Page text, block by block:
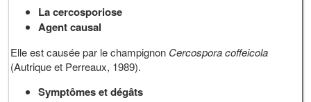
La cercosporiose
Agent causal
Elle est causée par le champignon Cercospora coffeicola
(Autrique et Perreaux, 1989).
Symptômes et dégâts